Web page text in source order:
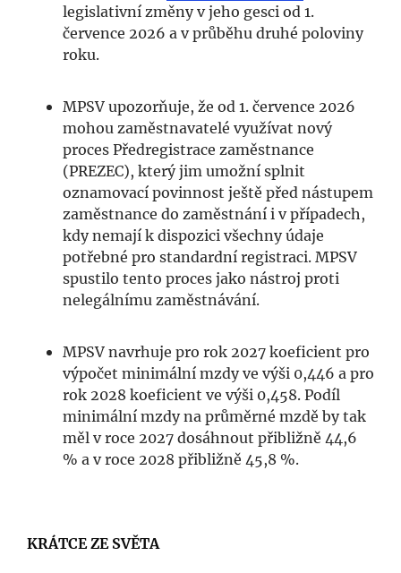
legislativní změny v jeho gesci od 1.
července 2026 a v průběhu druhé poloviny
roku.
MPSV upozorňuje, že od 1. července 2026
mohou zaměstnavatelé využívat nový
proces Předregistrace zaměstnance
(PREZEC), který jim umožní splnit
oznamovací povinnost ještě před nástupem
zaměstnance do zaměstnání i v případech,
kdy nemají k dispozici všechny údaje
potřebné pro standardní registraci. MPSV
spustilo tento proces jako nástroj proti
nelegálnímu zaměstnávání.
MPSV navrhuje pro rok 2027 koeficient pro
výpočet minimální mzdy ve výši 0,446 a pro
rok 2028 koeficient ve výši 0,458. Podíl
minimální mzdy na průměrné mzdě by tak
měl v roce 2027 dosáhnout přibližně 44,6
% a v roce 2028 přibližně 45,8 %.
KRÁTCE ZE SVĚTA